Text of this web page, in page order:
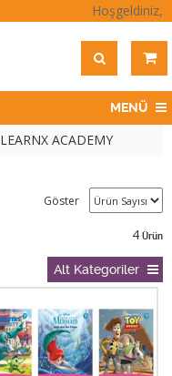
Hoşgeldiniz,
MENÜ
LEARNX ACADEMY
Göster
4 Ürün
Alt Kategoriler